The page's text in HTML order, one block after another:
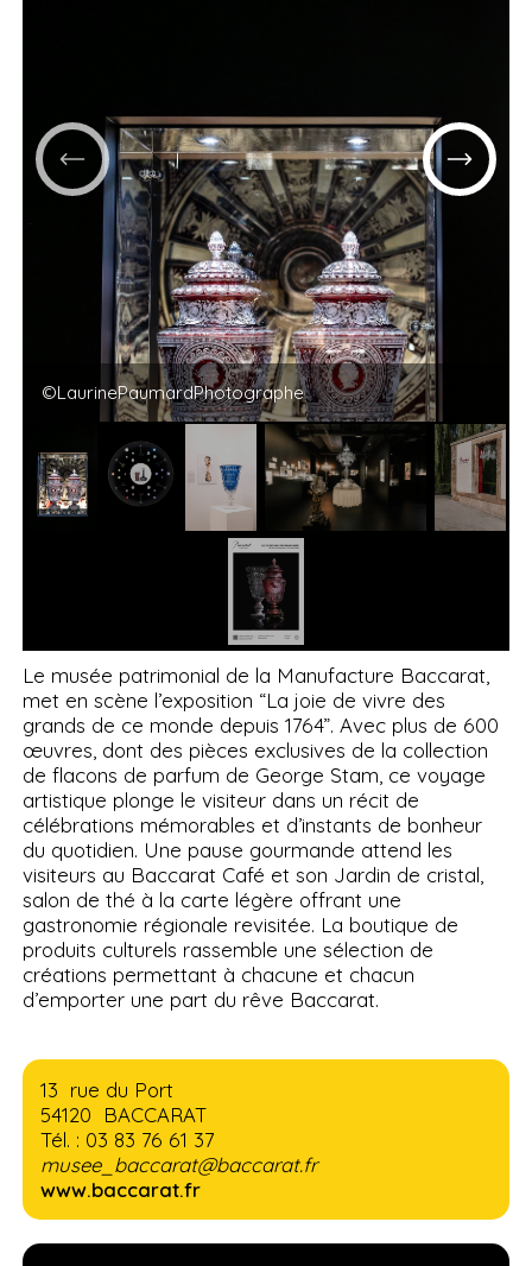
©LaurinePaumardPhotographe
Le musée patrimonial de la Manufacture Baccarat,
met en scène l’exposition “La joie de vivre des
grands de ce monde depuis 1764”. Avec plus de 600
œuvres, dont des pièces exclusives de la collection
de flacons de parfum de George Stam, ce voyage
artistique plonge le visiteur dans un récit de
célébrations mémorables et d’instants de bonheur
du quotidien. Une pause gourmande attend les
visiteurs au Baccarat Café et son Jardin de cristal,
salon de thé à la carte légère offrant une
gastronomie régionale revisitée. La boutique de
produits culturels rassemble une sélection de
créations permettant à chacune et chacun
d’emporter une part du rêve Baccarat.
13 rue du Port
54120 BACCARAT
Tél. : 03 83 76 61 37
musee_baccarat@baccarat.fr
www.baccarat.fr